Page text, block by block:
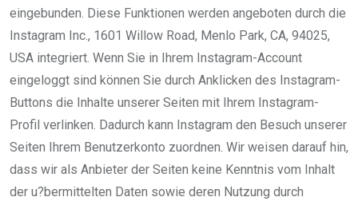
eingebunden. Diese Funktionen werden angeboten durch die
Instagram Inc., 1601 Willow Road, Menlo Park, CA, 94025,
USA integriert. Wenn Sie in Ihrem Instagram-Account
eingeloggt sind können Sie durch Anklicken des Instagram-
Buttons die Inhalte unserer Seiten mit Ihrem Instagram-
Profil verlinken. Dadurch kann Instagram den Besuch unserer
Seiten Ihrem Benutzerkonto zuordnen. Wir weisen darauf hin,
dass wir als Anbieter der Seiten keine Kenntnis vom Inhalt
der u?bermittelten Daten sowie deren Nutzung durch